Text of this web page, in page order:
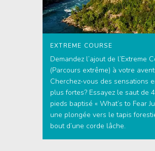
EXTREME COURSE
Demandez l’ajout de l’Extreme
(Parcours extrême) à votre
Cherchez-vous des sensations
plus fortes? Essayez le saut de
pieds baptisé « What’s to Fear
une plongée vers le tapis
bout d’une corde lâche.